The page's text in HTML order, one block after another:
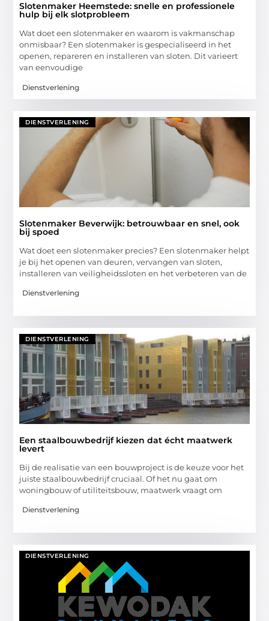
Slotenmaker Heemstede: snelle en professionele
hulp bij elk slotprobleem
Wat doet een slotenmaker en waarom is vakmanschap
onmisbaar? Een slotenmaker is gespecialiseerd in het
openen, repareren en installeren van sloten. Dit varieert
van eenvoudige
Dienstverlening
DIENSTVERLENING
Slotenmaker Beverwijk: betrouwbaar en snel, ook
bij spoed
Wat doet een slotenmaker precies? Een slotenmaker helpt
je bij het openen van deuren, vervangen van sloten,
installeren van veiligheidssloten en het verbeteren van de
Dienstverlening
DIENSTVERLENING
Een staalbouwbedrijf kiezen dat écht maatwerk
levert
Bij de realisatie van een bouwproject is de keuze voor het
juiste staalbouwbedrijf cruciaal. Of het nu gaat om
woningbouw of utiliteitsbouw, maatwerk vraagt om
Dienstverlening
DIENSTVERLENING